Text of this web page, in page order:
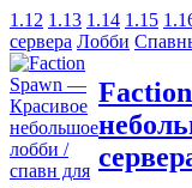
1.12 1.13 1.14 1.15
сервера Лобби